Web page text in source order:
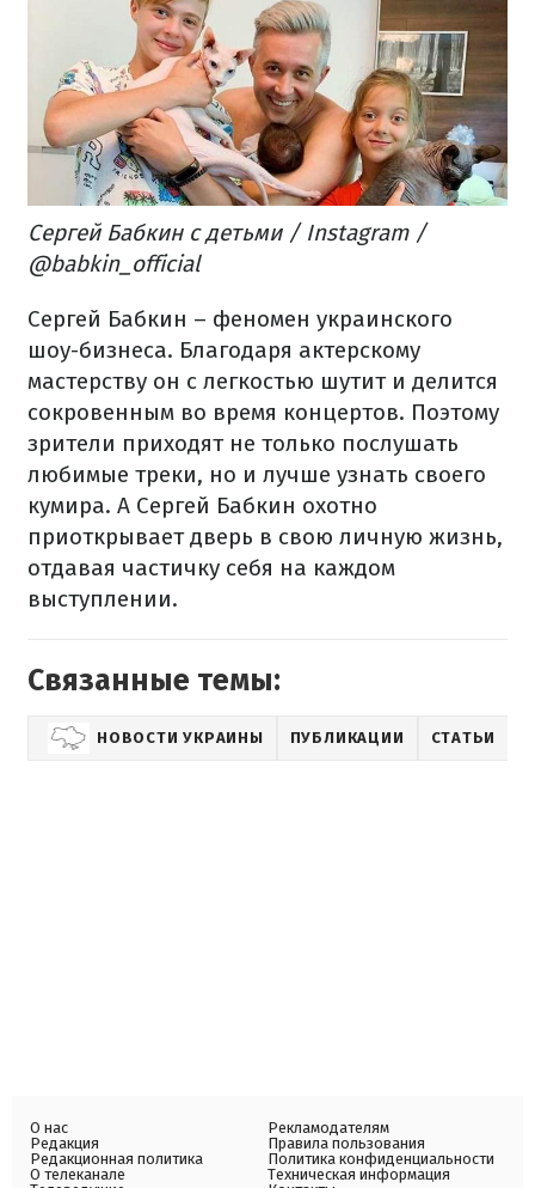
Сергей Бабкин с детьми / Instagram /
@babkin_official
Сергей Бабкин – феномен украинского
шоу-бизнеса. Благодаря актерскому
мастерству он с легкостью шутит и делится
сокровенным во время концертов. Поэтому
зрители приходят не только послушать
любимые треки, но и лучше узнать своего
кумира. А Сергей Бабкин охотно
приоткрывает дверь в свою личную жизнь,
отдавая частичку себя на каждом
выступлении.
Связанные темы:
НОВОСТИ УКРАИНЫ ПУБЛИКАЦИИ СТАТЬИ
О нас
Редакция
Редакционная политика
О телеканале
Рекламодателям
Правила пользования
Политика конфиденциальности
Техническая информация